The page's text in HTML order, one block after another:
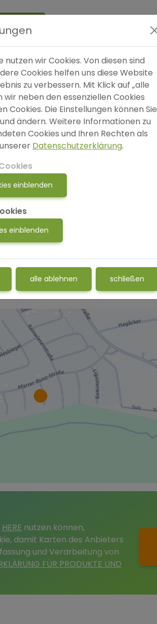
SOS
Jetzt Termin buchen
HERE nutzen können,
damit Karten des Anbieters
und Verarbeitung von
FÜR PRODUKTE UND
nutzen wir Cookies. Von diesen sind
Cookies helfen uns diese Website
zu verbessern. Mit Klick auf „alle
neben den essenziellen Cookies
Cookies. Die Einstellungen können Sie
ändern. Weitere Informationen zu
Cookies und Ihren Rechten als
Datenschutzerklärung.
einblenden
einblenden
alle ablehnen schließen